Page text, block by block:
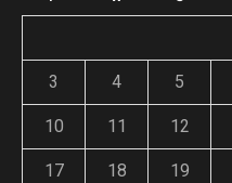
3 4 5
10 11 12
17 18 19